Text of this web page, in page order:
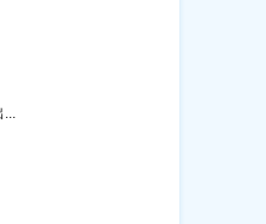
...